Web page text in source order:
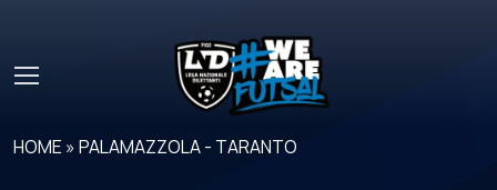
HOME »PALAMAZZOLA - TARANTO